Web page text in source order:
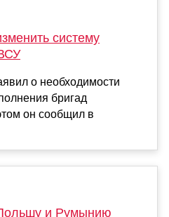
систему
о необходимости
бригад
он сообщил в
и Румынию